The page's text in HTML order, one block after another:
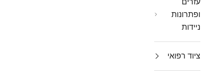
ופתרונות
ניידות
ציוד רפואי